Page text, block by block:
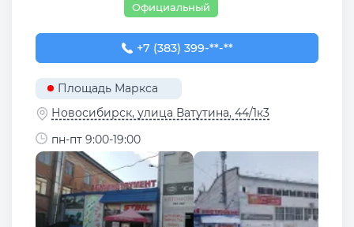
Официальный
+7 (383) 399-01-09
+7 (383) 399-**-**
Площадь Маркса
Новосибирск, улица Ватутина, 44/1к3
пн-пт 9:00-19:00